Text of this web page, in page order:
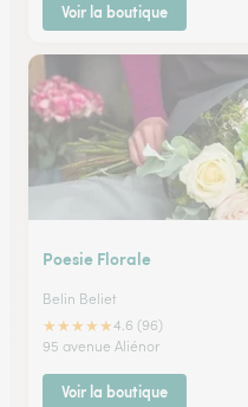
Voir la boutique
Poesie Florale
Belin Beliet
★★★★★4.6 (96)
95 avenue Aliénor
Voir la boutique